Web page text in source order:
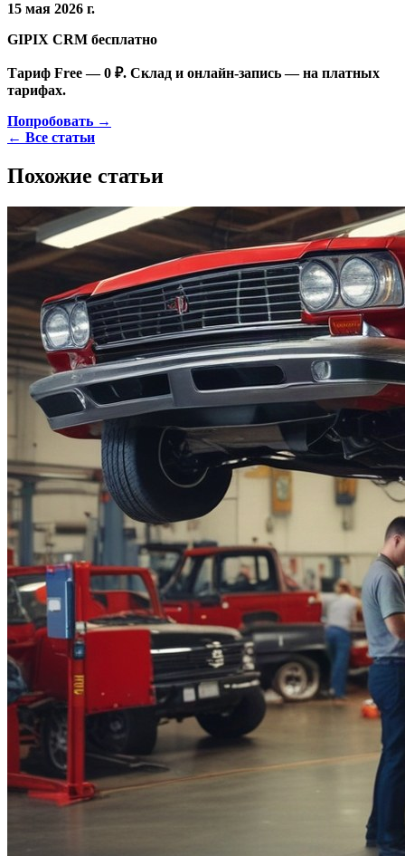
15 мая 2026 г.
GIPIX CRM бесплатно
Тариф Free — 0 ₽. Склад и онлайн-запись — на платных
тарифах.
Попробовать →
← Все статьи
Похожие статьи